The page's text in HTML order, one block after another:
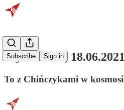
Subscribe Sign in
Wydanie 33, 18.06.2021
To z Chińczykami w